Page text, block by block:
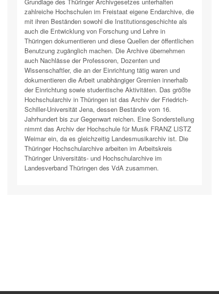
zahlreiche Hochschulen im Freistaat eigene Endarchive, die
mit ihren Beständen sowohl die Institutionsgeschichte als
auch die Entwicklung von Forschung und Lehre in
Thüringen dokumentieren und diese Quellen der öffentlichen
Benutzung zugänglich machen. Die Archive übernehmen
auch Nachlässe der Professoren, Dozenten und
Wissenschaftler, die an der Einrichtung tätig waren und
dokumentieren die Arbeit unabhängiger Gremien innerhalb
der Einrichtung sowie studentische Aktivitäten. Das größte
Hochschularchiv in Thüringen ist das Archiv der Friedrich-
Schiller-Universität Jena, dessen Bestände vom 16.
Jahrhundert bis zur Gegenwart reichen. Eine Sonderstellung
nimmt das Archiv der Hochschule für Musik FRANZ LISTZ
Weimar ein, da es gleichzeitig Landesmusikarchiv ist. Die
Thüringer Hochschularchive arbeiten im Arbeitskreis
Thüringer Universitäts- und Hochschularchive im
Landesverband Thüringen des VdA zusammen.